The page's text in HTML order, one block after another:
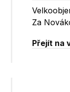
Za
Přejít na